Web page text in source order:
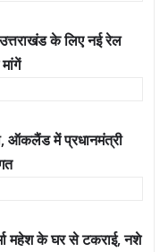
के लिए नई रेल
ऑकलैंड में प्रधानमंत्री
महेश के घर से टकराई, नशे